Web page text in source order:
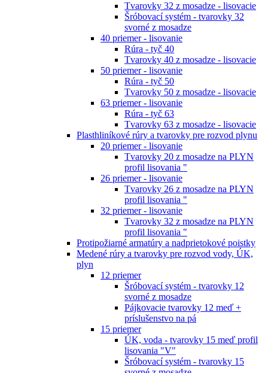
Tvarovky 32 z mosadze - lisovacie
Šróbovací systém - tvarovky 32
svorné z mosadze
40 priemer - lisovanie
Rúra - tyč 40
Tvarovky 40 z mosadze - lisovacie
50 priemer - lisovanie
Rúra - tyč 50
Tvarovky 50 z mosadze - lisovacie
63 priemer - lisovanie
Rúra - tyč 63
Tvarovky 63 z mosadze - lisovacie
Plasthliníkové rúry a tvarovky pre rozvod plynu
20 priemer - lisovanie
Tvarovky 20 z mosadze na PLYN
profil lisovania "
26 priemer - lisovanie
Tvarovky 26 z mosadze na PLYN
profil lisovania "
32 priemer - lisovanie
Tvarovky 32 z mosadze na PLYN
profil lisovania "
Protipožiarné armatúry a nadprietokové poistky
Medené rúry a tvarovky pre rozvod vody, ÚK,
plyn
12 priemer
Šróbovací systém - tvarovky 12
svorné z mosadze
Pájkovacie tvarovky 12 meď +
príslušenstvo na pá
15 priemer
ÚK, voda - tvarovky 15 meď profil
lisovania "V"
Šróbovací systém - tvarovky 15